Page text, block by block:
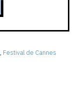
Festival de Cannes